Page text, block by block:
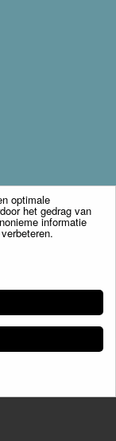
optimale
het gedrag van
informatie